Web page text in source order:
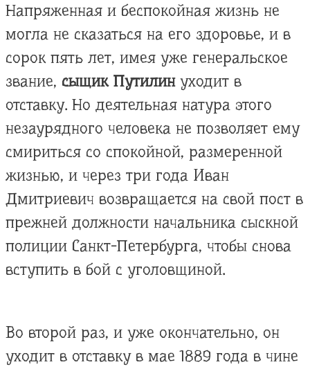
Напряженная и беспокойная жизнь не
могла не сказаться на его здоровье, и в
сорок пять лет, имея уже генеральское
звание, сыщик Путилинуходит в
отставку. Но деятельная натура этого
незаурядного человека не позволяет ему
смириться со спокойной, размеренной
жизнью, и через три года Иван
Дмитриевич возвращается на свой пост в
прежней должности начальника сыскной
полиции Санкт-Петербурга, чтобы снова
вступить в бой с уголовщиной.
Во второй раз, и уже окончательно, он
уходит в отставку в мае 1889 года в чине